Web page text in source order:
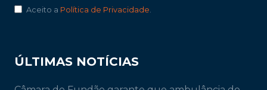
Aceito a Política de Privacidade.
ÚLTIMAS NOTÍCIAS